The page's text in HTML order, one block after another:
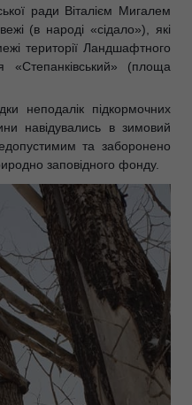
ради Віталієм Мигалем
(в народі «сідало»), які
території Ландшафтного
«Степанківський» (площа
неподалік підкормочних
навідувались в зимовий
та заборонено
заповідного фонду.